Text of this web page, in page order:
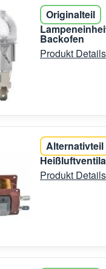
Originalteil
Backofen
Produkt Details
Alternativteil
Produkt Details